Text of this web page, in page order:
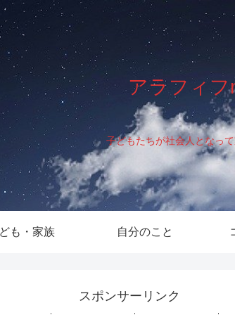
アラフィ
子どもたちが社会人となっ
も・家族 自分のこと
スポンサーリンク